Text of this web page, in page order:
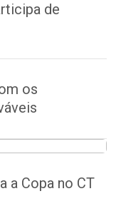
de
os
a Copa no CT